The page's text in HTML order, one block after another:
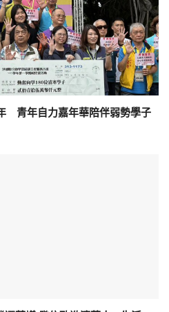
青年自力嘉年華陪伴弱勢學子